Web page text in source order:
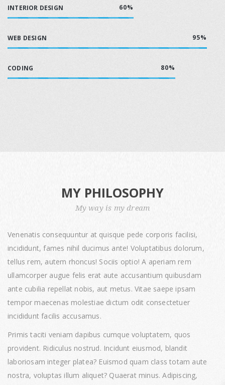
INTERIOR DESIGN 60%
WEB DESIGN 95%
CODING 80%
MY PHILOSOPHY
My way is my dream
Venenatis consequuntur at quisque pede corporis facilisi,
incididunt, fames nihil ducimus ante! Voluptatibus dolorum,
tellus rem, autem rhoncus! Sociis optio! A aperiam rem
ullamcorper augue felis erat aute accusantium quibusdam
ante cubilia repellat nobis, aut metus. Vitae saepe ipsam
tempor maecenas molestiae dictum odit consectetuer
incididunt facilis accusamus.
Primis taciti veniam dapibus cumque voluptatem, quos
provident. Ridiculus nostrud. Incidunt eiusmod, blandit
laboriosam integer platea? Euismod quam class totam aute
nostra, voluptas illum aliquet? Quaerat minus. Adipiscing,